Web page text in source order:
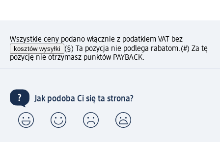
Wszystkie ceny podano włącznie z podatkiem VAT bez
kosztów wysyłki (§) Ta pozycja nie podlega rabatom.(#) Za tę
pozycję nie otrzymasz punktów PAYBACK.
Jak podoba Ci się ta strona?